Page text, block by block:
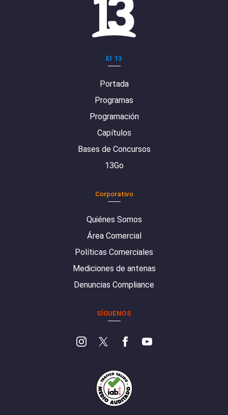
El 13
Portada
Programas
Programación
Capítulos
Bases de Concursos
13Go
Corporativo
Quiénes Somos
Área Comercial
Políticas Comerciales
Mediciones de antenas
Denuncias Compliance
SÍGUENOS